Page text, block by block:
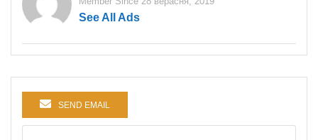
See All Ads
SEND EMAIL